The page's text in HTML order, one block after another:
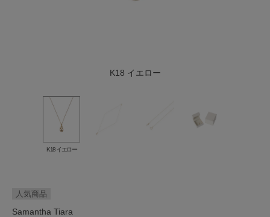
K18 イエロー
K18 イエロー
Samantha Tiara
人気商品